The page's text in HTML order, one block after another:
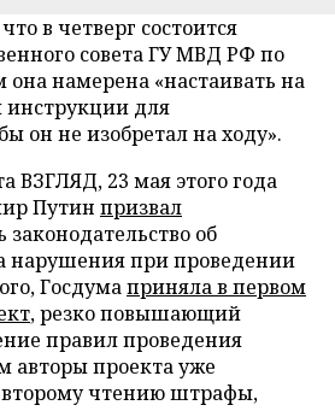
в четверг состоится
совета ГУ МВД РФ по
она намерена «настаивать на
инструкции для
он не изобретал на ходу».
ВЗГЛЯД, 23 мая этого года
Путин призвал
законодательство об
нарушения при проведении
Госдумаприняла в первом
, резко повышающий
правил проведения
авторы проекта уже
чтению штрафы,